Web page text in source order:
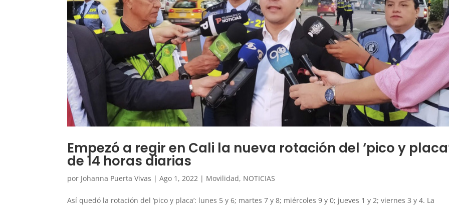
Empezó a regir en Cali la nueva rotación del ‘pico y
de 14 horas diarias
por Johanna Puerta Vivas |Ago 1, 2022 | Movilidad, NOTICIAS
Así quedó la rotación del ‘pico y placa’: lunes 5 y 6; martes 7 y 8; miércoles 9 y 0; jueves 1 y 2; viernes 3 y 4. La